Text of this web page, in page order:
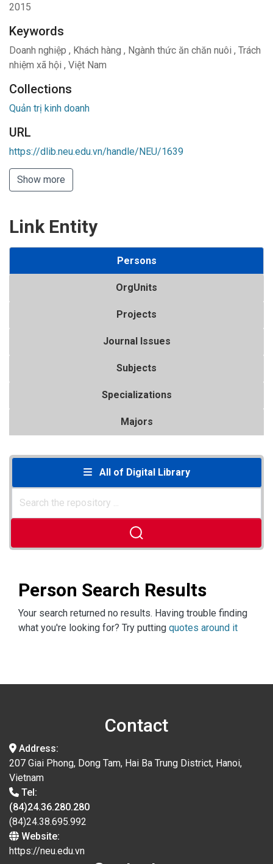
2015
Keywords
Doanh nghiệp , Khách hàng , Ngành thức ăn chăn nuôi , Trách
nhiệm xã hội , Việt Nam
Collections
Quản trị kinh doanh
URL
https://dlib.neu.edu.vn/handle/NEU/1639
Show more
Link Entity
Persons
OrgUnits
Projects
Journal Issues
Subjects
Specializations
Majors
All of Digital Library
Person Search Results
Your search returned no results. Having trouble finding
what you're looking for? Try putting quotes around it
Contact
Address:
207 Giai Phong, Dong Tam, Hai Ba Trung District, Hanoi,
Vietnam
Tel:
(84)24.36.280.280
(84)24.38.695.992
Website:
https://neu.edu.vn